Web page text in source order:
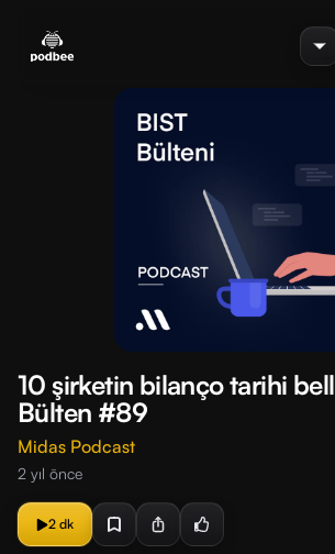
menu
10 şirketin bilanço tarihi
Bülten #89
Midas Podcast
2 yıl önce
2 dk